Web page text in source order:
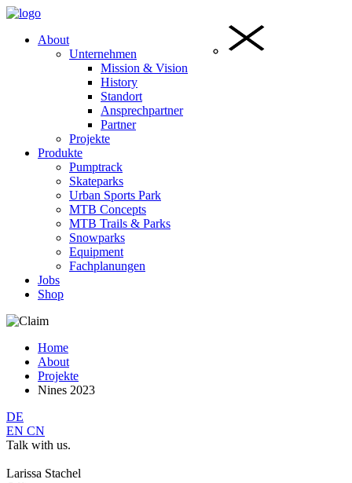
About
Unternehmen
Mission & Vision
History
Standort
Ansprechpartner
Partner
Projekte
Produkte
Pumptrack
Skateparks
Urban Sports Park
MTB Concepts
MTB Trails & Parks
Snowparks
Equipment
Fachplanungen
Jobs
Shop
Home
About
Projekte
Nines 2023
DE
EN CN
Talk with us.
Larissa Stachel